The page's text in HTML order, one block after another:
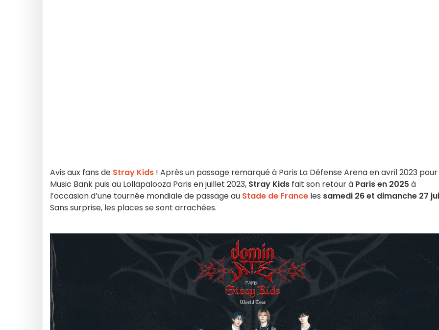
Avis aux fans de Stray Kids ! Après un passage remarqué à Paris La Défense Arena en avril 2023
Music Bank puis au Lollapalooza Paris en juillet 2023, Stray Kids fait son retour à Paris en 2025 à
l’occasion d’une tournée mondiale de passage au Stade de France les samedi 26 et dimanche 27
Sans surprise, les places se sont arrachées.